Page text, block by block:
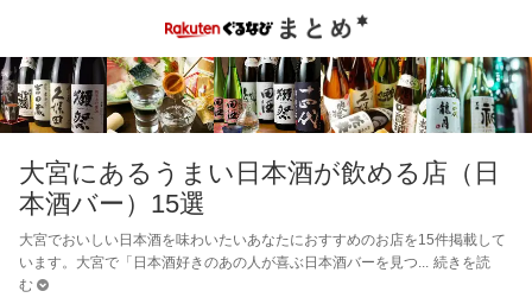
大宮にあるうまい日本酒が飲める店（日
本酒バー）15選
大宮でおいしい日本酒を味わいたいあなたにおすすめのお店を15件掲載して
います。大宮で「日本酒好きのあの人が喜ぶ日本酒バーを見つ
続きを読
む